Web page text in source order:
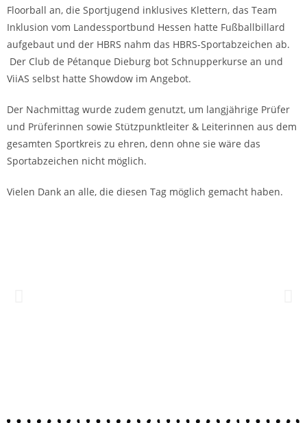
Floorball an, die Sportjugend inklusives Klettern, das Team
Inklusion vom Landessportbund Hessen hatte Fußballbillard
aufgebaut und der HBRS nahm das HBRS-Sportabzeichen ab.
Der Club de Pétanque Dieburg bot Schnupperkurse an und
ViiAS selbst hatte Showdow im Angebot.
Der Nachmittag wurde zudem genutzt, um langjährige Prüfer
und Prüferinnen sowie Stützpunktleiter & Leiterinnen aus dem
gesamten Sportkreis zu ehren, denn ohne sie wäre das
Sportabzeichen nicht möglich.
Vielen Dank an alle, die diesen Tag möglich gemacht haben.